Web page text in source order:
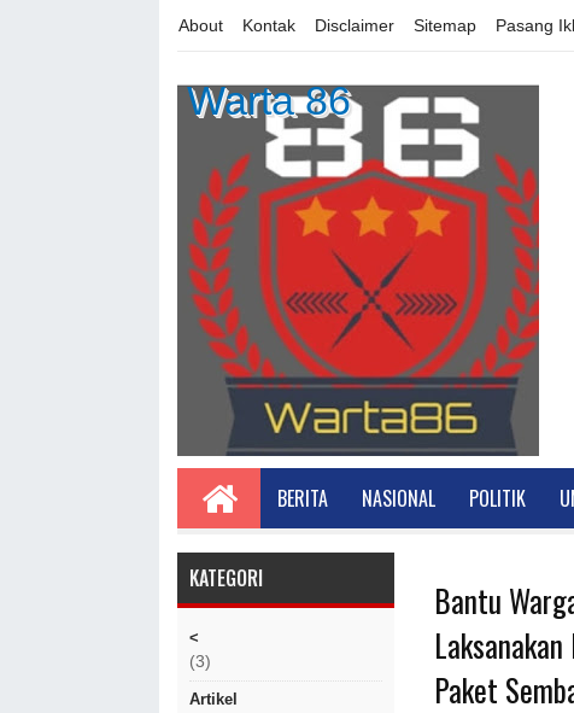
About Kontak Disclaimer Sitemap Pasang
Warta 86
BERITA NASIONAL POLITIK
KATEGORI
<
(3)
Artikel
Bantu
Paket